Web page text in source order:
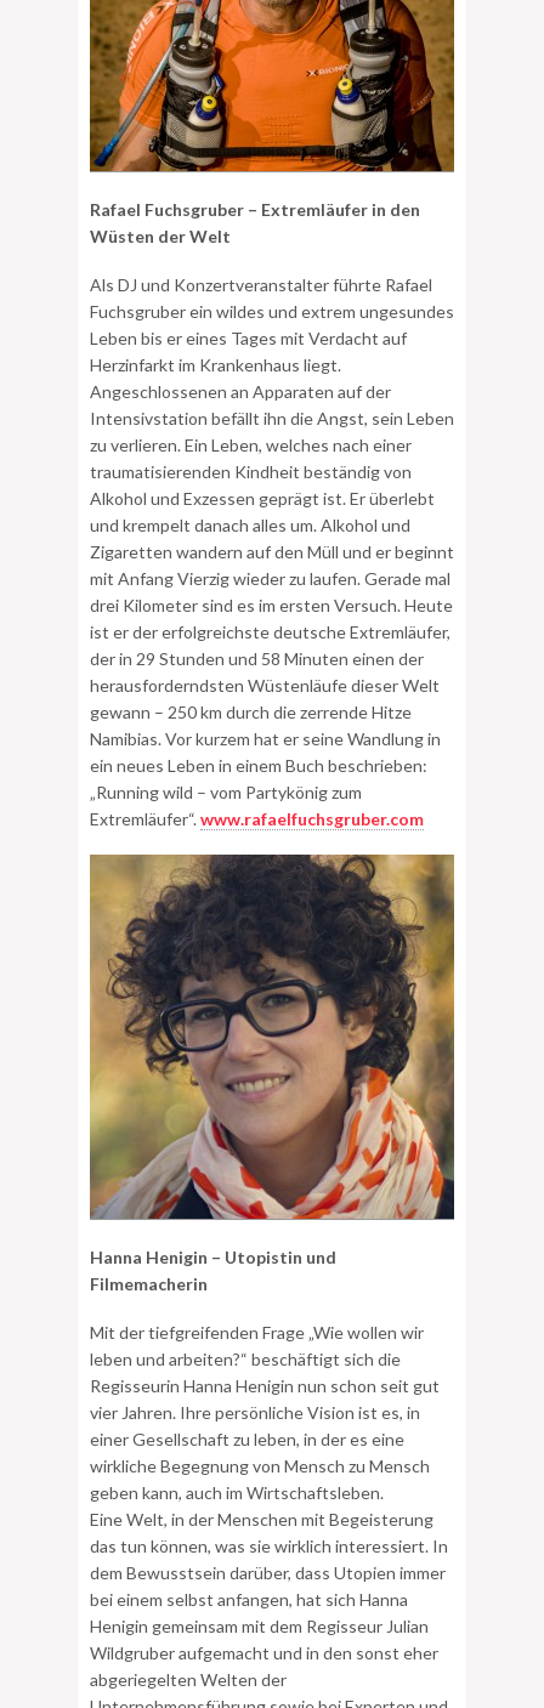
Rafael Fuchsgruber – Extremläufer in den
Wüsten der Welt
Als DJ und Konzertveranstalter führte Rafael
Fuchsgruber ein wildes und extrem ungesundes
Leben bis er eines Tages mit Verdacht auf
Herzinfarkt im Krankenhaus liegt.
Angeschlossenen an Apparaten auf der
Intensivstation befällt ihn die Angst, sein Leben
zu verlieren. Ein Leben, welches nach einer
traumatisierenden Kindheit beständig von
Alkohol und Exzessen geprägt ist. Er überlebt
und krempelt danach alles um. Alkohol und
Zigaretten wandern auf den Müll und er beginnt
mit Anfang Vierzig wieder zu laufen. Gerade mal
drei Kilometer sind es im ersten Versuch. Heute
ist er der erfolgreichste deutsche Extremläufer,
der in 29 Stunden und 58 Minuten einen der
herausforderndsten Wüstenläufe dieser Welt
gewann – 250 km durch die zerrende Hitze
Namibias. Vor kurzem hat er seine Wandlung in
ein neues Leben in einem Buch beschrieben:
„Running wild – vom Partykönig zum
Extremläufer“.www.rafaelfuchsgruber.com
Hanna Henigin – Utopistin und
Filmemacherin
Mit der tiefgreifenden Frage „Wie wollen wir
leben und arbeiten?“ beschäftigt sich die
Regisseurin Hanna Henigin nun schon seit gut
vier Jahren. Ihre persönliche Vision ist es, in
einer Gesellschaft zu leben, in der es eine
wirkliche Begegnung von Mensch zu Mensch
geben kann, auch im Wirtschaftsleben.
Eine Welt, in der Menschen mit Begeisterung
das tun können, was sie wirklich interessiert. In
dem Bewusstsein darüber, dass Utopien immer
bei einem selbst anfangen, hat sich Hanna
Henigin gemeinsam mit dem Regisseur Julian
Wildgruber aufgemacht und in den sonst eher
abgeriegelten Welten der